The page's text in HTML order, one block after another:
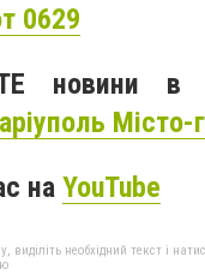
0629
новини в
Місто-
на YouTube
необхідний текст і